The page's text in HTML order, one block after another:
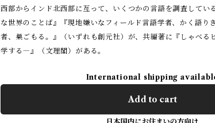
西部からインド北西部に亙って、いくつかの言語を調査してい
な世界のことば』『現地嫌いなフィールド言語学者、かく語り
者、巣ごもる。』（いずれも創元社）が、共編著に『しゃべ
学する―』（文理閣）がある。
International shipping
Add to cart